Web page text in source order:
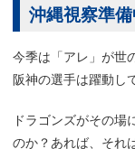
沖縄視察準備
今季は「アレ」が世
阪神の選手は躍動し
ドラゴンズがその場
のか？あれば、それ